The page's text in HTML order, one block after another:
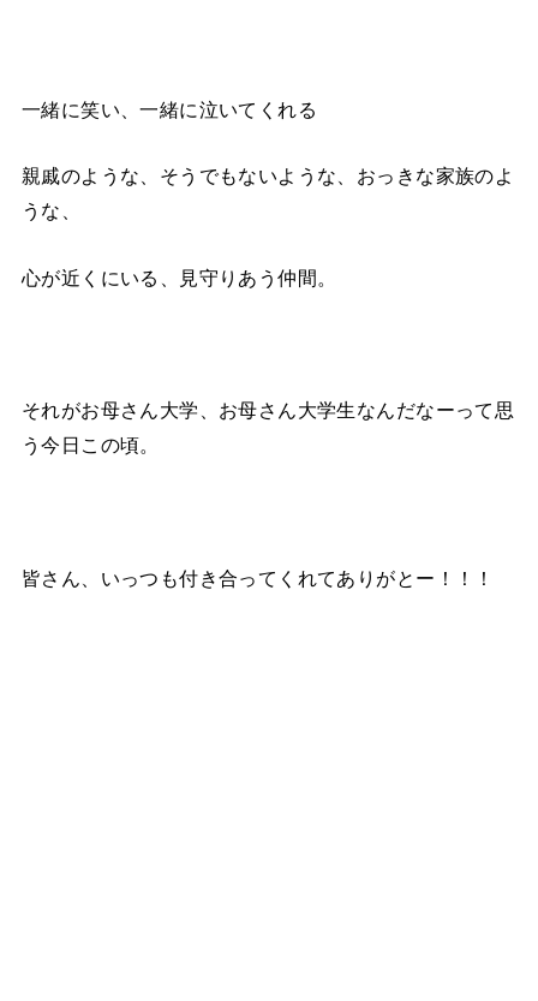
一緒に笑い、一緒に泣いてくれる
親戚のような、そうでもないような、おっきな家族のよ
うな、
心が近くにいる、見守りあう仲間。
それがお母さん大学、お母さん大学生なんだなーって思
う今日この頃。
皆さん、いっつも付き合ってくれてありがとー！！！